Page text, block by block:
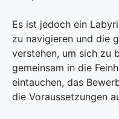
Es ist jedoch ein
zu navigieren und die
verstehen, um sich zu
gemeinsam in die
eintauchen, das
die Voraussetzungen